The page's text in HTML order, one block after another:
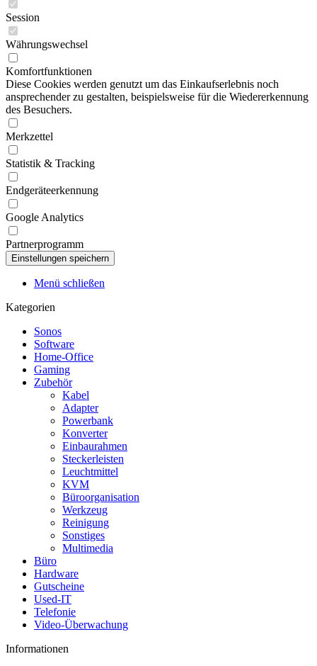
Session
Währungswechsel
Komfortfunktionen
Diese Cookies werden genutzt um das Einkaufserlebnis noch
ansprechender zu gestalten, beispielsweise für die Wiedererkennung
des Besuchers.
Merkzettel
Statistik & Tracking
Endgeräteerkennung
Google Analytics
Partnerprogramm
Menü schließen
Kategorien
Sonos
Software
Home-Office
Gaming
Zubehör
Kabel
Adapter
Powerbank
Konverter
Einbaurahmen
Steckerleisten
Leuchtmittel
KVM
Büroorganisation
Werkzeug
Reinigung
Sonstiges
Multimedia
Büro
Hardware
Gutscheine
Used-IT
Telefonie
Video-Überwachung
Informationen